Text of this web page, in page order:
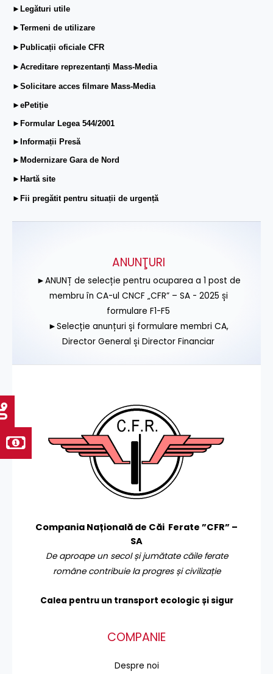
►Legături utile
►Termeni de utilizare
►Publicații oficiale CFR
►Acreditare reprezentanți Mass-Media
►Solicitare acces filmare Mass-Media
►ePetiție
►Formular Legea 544/2001
►Informații Presă
►Modernizare Gara de Nord
►Hartă site
►Fii pregătit pentru situații de urgență
ANUNŢURI
►ANUNȚ de selecție pentru ocuparea a 1 post de
membru în CA-ul CNCF „CFR” – SA - 2025 și
formulare F1-F5
►Selecție anunțuri și formulare membri CA,
Director General și Director Financiar
Compania Națională de Căi Ferate ”CFR” –
SA
De aproape un secol și jumătate căile ferate
române contribuie la progres și civilizație
Calea pentru un transport ecologic și sigur
COMPANIE
Despre noi